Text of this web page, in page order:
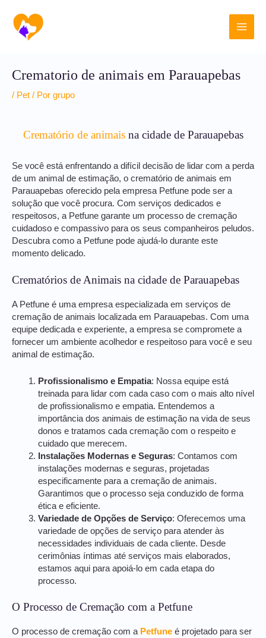
para
conteúdo
Main
Crematorio de animais em Parauapebas
/ Pet / Por grupo
Crematório de animaisna cidade de Parauapebas
Se você está enfrentando a difícil decisão de lidar com a perda
de um animal de estimação, o crematório de animais em
Parauapebas oferecido pela empresa Petfune pode ser a
solução que você procura. Com serviços dedicados e
respeitosos, a Petfune garante um processo de cremação
cuidadoso e compassivo para os seus companheiros peludos.
Descubra como a Petfune pode ajudá-lo durante este
momento delicado.
Crematórios de Animais na cidade de Parauapebas
A Petfune é uma empresa especializada em serviços de
cremação de animais localizada em Parauapebas. Com uma
equipe dedicada e experiente, a empresa se compromete a
fornecer um ambiente acolhedor e respeitoso para você e seu
animal de estimação.
Profissionalismo e Empatia: Nossa equipe está
treinada para lidar com cada caso com o mais alto nível
de profissionalismo e empatia. Entendemos a
importância dos animais de estimação na vida de seus
donos e tratamos cada cremação com o respeito e
cuidado que merecem.
Instalações Modernas e Seguras: Contamos com
instalações modernas e seguras, projetadas
especificamente para a cremação de animais.
Garantimos que o processo seja conduzido de forma
ética e eficiente.
Variedade de Opções de Serviço: Oferecemos uma
variedade de opções de serviço para atender às
necessidades individuais de cada cliente. Desde
cerimônias íntimas até serviços mais elaborados,
estamos aqui para apoiá-lo em cada etapa do
processo.
O Processo de Cremação com a Petfune
O processo de cremação com a Petfune é projetado para ser